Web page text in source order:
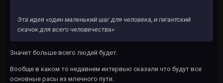
Эта идея «один маленький шаг для человека, и гигантский
скачок для всего человечества»
Значит больше всего людей будет.
Вообще в каком то недавнем интервью сказали что будут все
основные расы из млечного пути.